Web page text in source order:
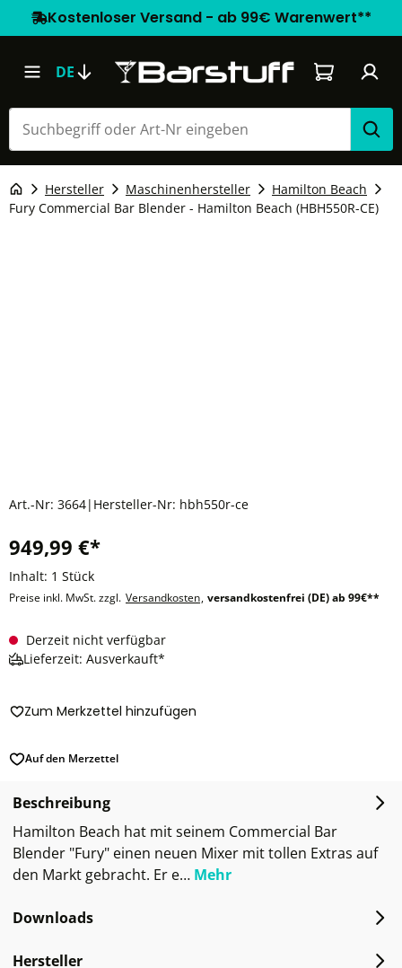
Kostenloser Versand - ab 99€ Warenwert**
DE Warenkorb
Hersteller Maschinenhersteller
Hamilton Beach
Fury Commercial Bar Blender - Hamilton Beach (HBH550R-CE)
Art.-Nr: 3664| Hersteller-Nr: hbh550r-ce
949,99 €*
Inhalt: 1 Stück
Preise inkl. MwSt. zzgl. Versandkosten, versandkostenfrei (DE) ab 99€**
Derzeit nicht verfügbar
Lieferzeit: Ausverkauft*
Zum Merkzettel hinzufügen
Auf den Merzettel
Beschreibung
Hamilton Beach hat mit seinem Commercial Bar
Blender "Fury" einen neuen Mixer mit tollen Extras auf
den Markt gebracht. Er e… Mehr
Downloads
Hersteller